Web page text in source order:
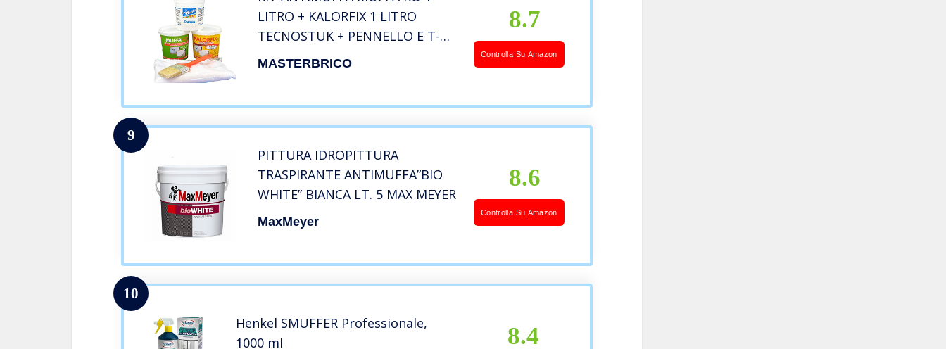
LITRO + KALORFIX 1 LITRO
TECNOSTUK + PENNELLO E T-
SHIRT OMAGGIO + PITTURA
MASTERBRICO
8.7
Controlla Su Amazon
9
PITTURA IDROPITTURA
TRASPIRANTE ANTIMUFFA”BIO
WHITE” BIANCA LT. 5 MAX MEYER
MaxMeyer
8.6
Controlla Su Amazon
10
Henkel SMUFFER Professionale,
1000 ml
8.4